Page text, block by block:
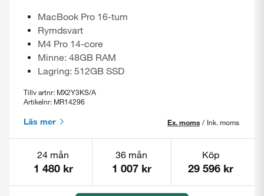
MacBook Pro 16-tum
Rymdsvart
M4 Pro 14-core
Minne: 48GB RAM
Lagring: 512GB SSD
Tillv artnr: MX2Y3KS/A
Artikelnr: MR14296
Läs mer Ex. moms / Ink. moms
24 mån
1 480 kr
36 mån
1 007 kr
Köp
29 596 kr